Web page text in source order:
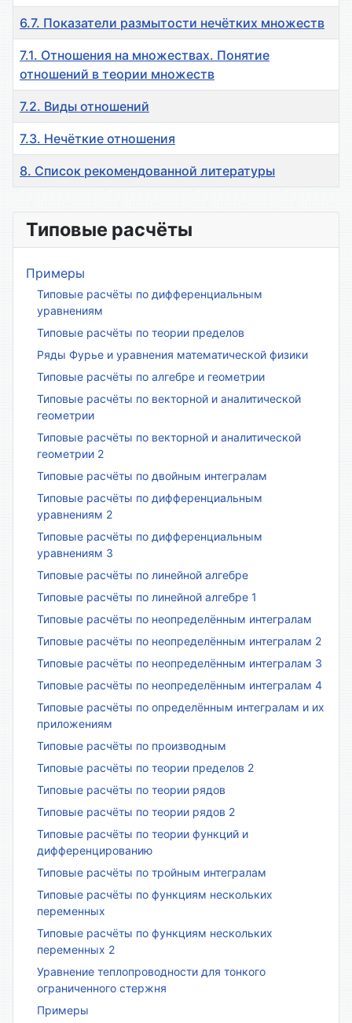
6.7. Показатели размытости нечётких множеств
7.1. Отношения на множествах. Понятие
отношений в теории множеств
7.2. Виды отношений
7.3. Нечёткие отношения
8. Список рекомендованной литературы
Типовые расчёты
Примеры
Типовые расчёты по дифференциальным
уравнениям
Типовые расчёты по теории пределов
Ряды Фурье и уравнения математической физики
Типовые расчёты по алгебре и геометрии
Типовые расчёты по векторной и аналитической
геометрии
Типовые расчёты по векторной и аналитической
геометрии 2
Типовые расчёты по двойным интегралам
Типовые расчёты по дифференциальным
уравнениям 2
Типовые расчёты по дифференциальным
уравнениям 3
Типовые расчёты по линейной алгебре
Типовые расчёты по линейной алгебре 1
Типовые расчёты по неопределённым интегралам
Типовые расчёты по неопределённым интегралам 2
Типовые расчёты по неопределённым интегралам 3
Типовые расчёты по неопределённым интегралам 4
Типовые расчёты по определённым интегралам и их
приложениям
Типовые расчёты по производным
Типовые расчёты по теории пределов 2
Типовые расчёты по теории рядов
Типовые расчёты по теории рядов 2
Типовые расчёты по теории функций и
дифференцированию
Типовые расчёты по тройным интегралам
Типовые расчёты по функциям нескольких
переменных
Типовые расчёты по функциям нескольких
переменных 2
Уравнение теплопроводности для тонкого
ограниченного стержня
Примеры